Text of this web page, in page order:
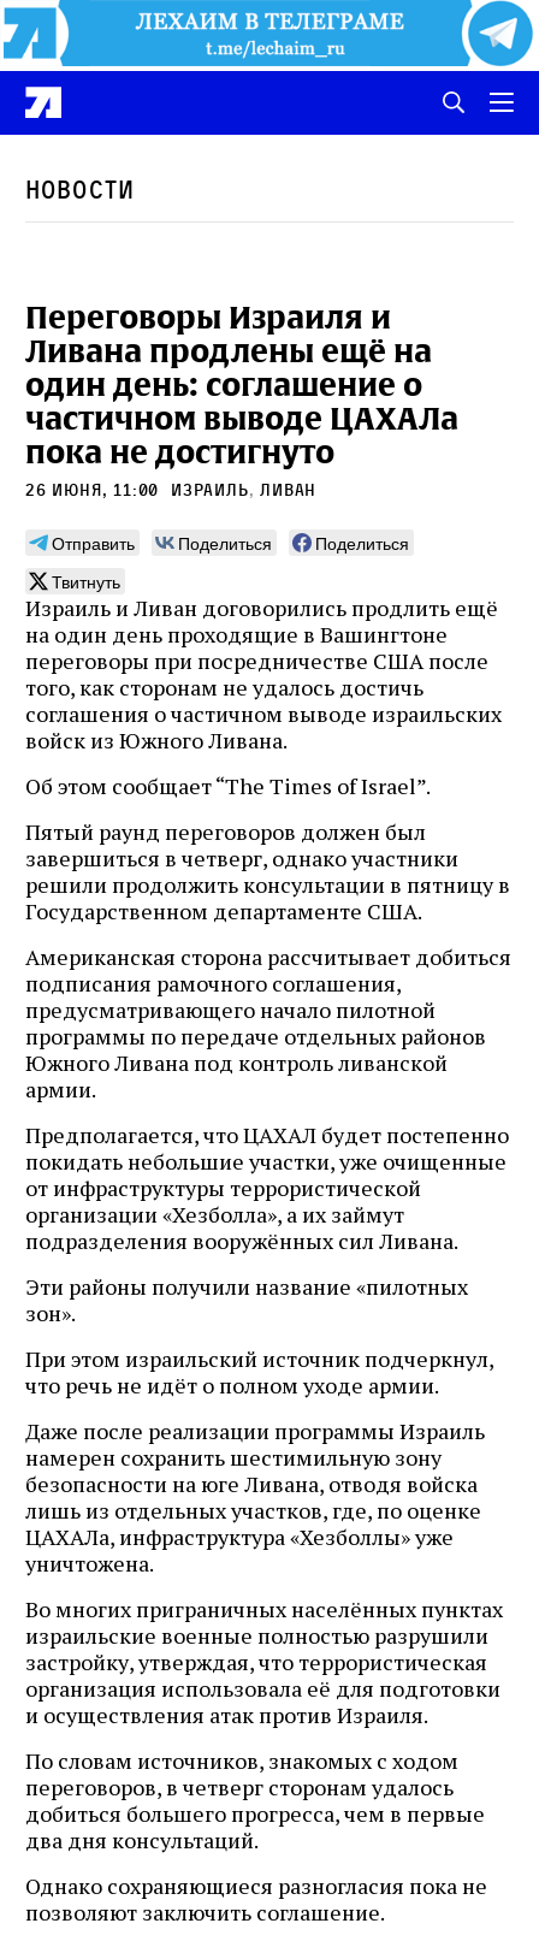
Новости
Переговоры Израиля и
Ливана продлены ещё на
один день: соглашение о
частичном выводе ЦАХАЛа
пока не достигнуто
26 июня, 11:00 Израиль, Ливан
Отправить Поделиться
Поделиться
Твитнуть
Израиль и Ливан договорились продлить ещё
на один день проходящие в Вашингтоне
переговоры при посредничестве США после
того, как сторонам не удалось достичь
соглашения о частичном выводе израильских
войск из Южного Ливана.
Об этом сообщает “The Times of Israel”.
Пятый раунд переговоров должен был
завершиться в четверг, однако участники
решили продолжить консультации в пятницу в
Государственном департаменте США.
Американская сторона рассчитывает добиться
подписания рамочного соглашения,
предусматривающего начало пилотной
программы по передаче отдельных районов
Южного Ливана под контроль ливанской
армии.
Предполагается, что ЦАХАЛ будет постепенно
покидать небольшие участки, уже очищенные
от инфраструктуры террористической
организации «Хезболла», а их займут
подразделения вооружённых сил Ливана.
Эти районы получили название «пилотных
зон».
При этом израильский источник подчеркнул,
что речь не идёт о полном уходе армии.
Даже после реализации программы Израиль
намерен сохранить шестимильную зону
безопасности на юге Ливана, отводя войска
лишь из отдельных участков, где, по оценке
ЦАХАЛа, инфраструктура «Хезболлы» уже
уничтожена.
Во многих приграничных населённых пунктах
израильские военные полностью разрушили
застройку, утверждая, что террористическая
организация использовала её для подготовки
и осуществления атак против Израиля.
По словам источников, знакомых с ходом
переговоров, в четверг сторонам удалось
добиться большего прогресса, чем в первые
два дня консультаций.
Однако сохраняющиеся разногласия пока не
позволяют заключить соглашение.